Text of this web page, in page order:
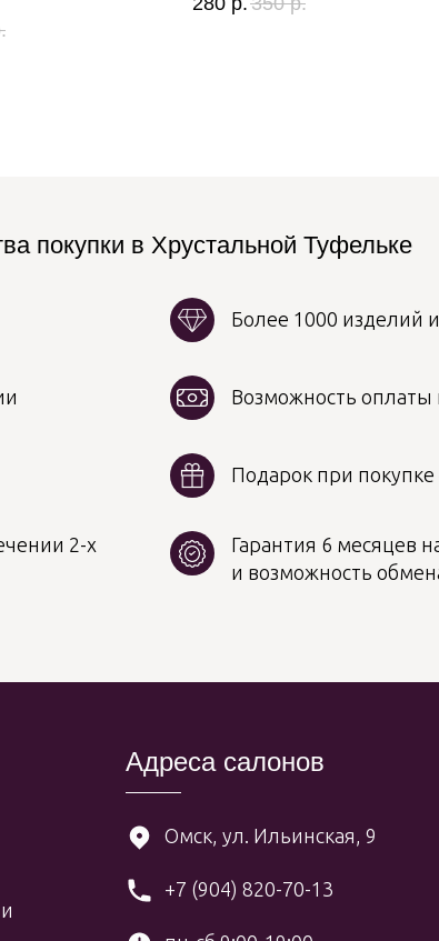
покупки в Хрустальной Туфельке
2-х
Более 1000 изделий
Гарантия 6 месяцев
и возможность
Возможность оплаты
Подарок при покупке
Адреса салонов
+7 (904) 820-70-13
Омск, ул. Ильинская, 9